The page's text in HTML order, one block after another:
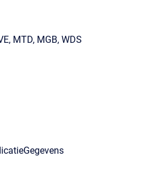
MTD, MGB, WDS